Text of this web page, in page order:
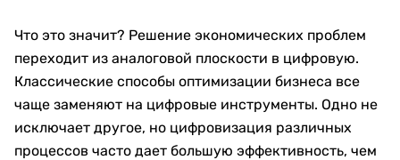
Что это значит? Решение экономических проблем
переходит из аналоговой плоскости в цифровую.
Классические способы оптимизации бизнеса все
чаще заменяют на цифровые инструменты. Одно не
исключает другое, но цифровизация различных
процессов часто дает большую эффективность, чем